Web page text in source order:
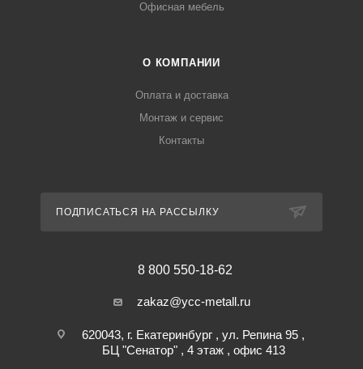
Офисная мебель
О КОМПАНИИ
Оплата и доставка
Монтаж и сервис
Контакты
ПОДПИСАТЬСЯ НА РАССЫЛКУ
8 800 550-18-62
zakaz@ycc-metall.ru
620043, г. Екатеринбург , ул. Репина 95 ,
БЦ "Сенатор" , 4 этаж , офис 413